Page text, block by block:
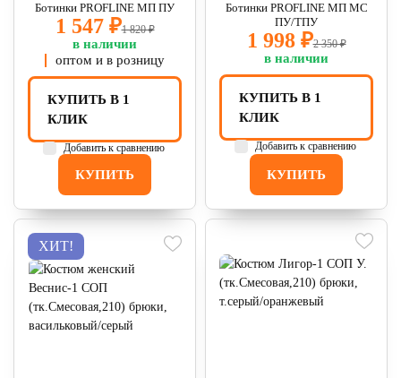
Ботинки PROFLINE МП ПУ
1 547 ₽1 820 ₽
в наличии
оптом и в розницу
КУПИТЬ
КУПИТЬ В 1
КЛИК
Добавить к сравнению
Ботинки PROFLINE МП МС
ПУ/ТПУ
1 998 ₽2 350 ₽
в наличии
КУПИТЬ
КУПИТЬ В 1
КЛИК
Добавить к сравнению
ХИТ!